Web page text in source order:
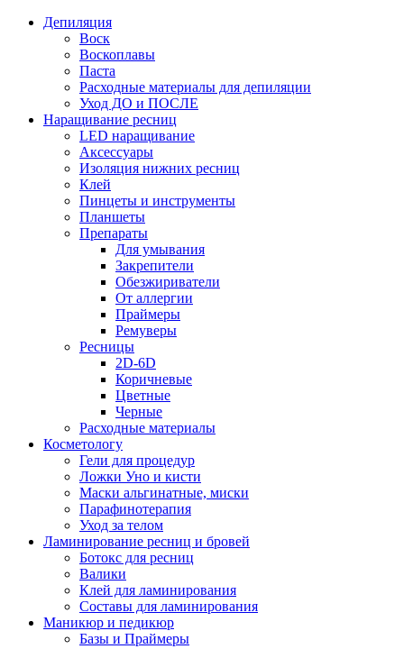
Депиляция
Воск
Воскоплавы
Паста
Расходные материалы для депиляции
Уход ДО и ПОСЛЕ
Наращивание ресниц
LED наращивание
Аксессуары
Изоляция нижних ресниц
Клей
Пинцеты и инструменты
Планшеты
Препараты
Для умывания
Закрепители
Обезжириватели
От аллергии
Праймеры
Ремуверы
Ресницы
2D-6D
Коричневые
Цветные
Черные
Расходные материалы
Косметологу
Гели для процедур
Ложки Уно и кисти
Маски альгинатные, миски
Парафинотерапия
Уход за телом
Ламинирование ресниц и бровей
Ботокс для ресниц
Валики
Клей для ламинирования
Составы для ламинирования
Маникюр и педикюр
Базы и Праймеры